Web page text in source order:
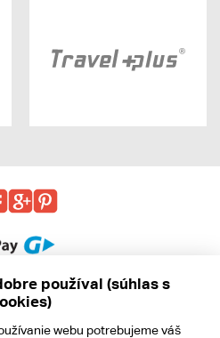
používal (súhlas s
webu potrebujeme váš